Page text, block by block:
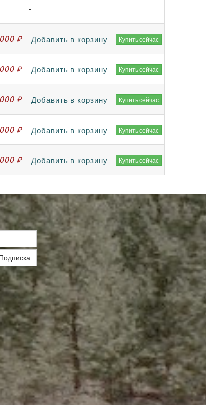
-
₽ Добавить в корзину Купить сейчас
₽ Добавить в корзину Купить сейчас
₽ Добавить в корзину Купить сейчас
₽ Добавить в корзину Купить сейчас
₽ Добавить в корзину Купить сейчас
Подписка